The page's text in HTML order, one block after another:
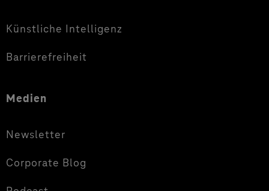
Künstliche Intelligenz
Barrierefreiheit
Medien
Newsletter
Corporate Blog